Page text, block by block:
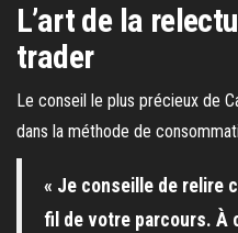
L’art de la
trader
Le conseil le plus précieux de
dans la méthode de
« Je conseille de relire
fil de votre parcours. À